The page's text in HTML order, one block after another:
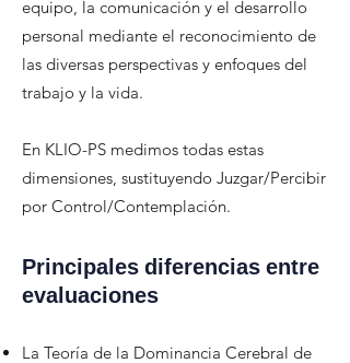
equipo, la comunicación y el desarrollo
personal mediante el reconocimiento de
las diversas perspectivas y enfoques del
trabajo y la vida.
En KLIO-PS medimos todas estas
dimensiones, sustituyendo Juzgar/Percibir
por Control/Contemplación.
Principales diferencias entre
evaluaciones
La Teoría de la Dominancia Cerebral de